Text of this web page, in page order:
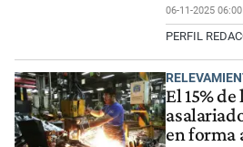
06-11-2025 06:00
PERFIL
El 15%
en forma